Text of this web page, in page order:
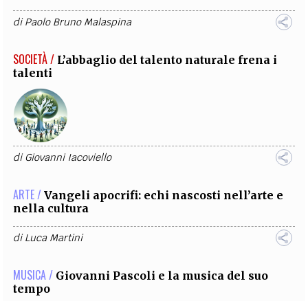
diPaolo Bruno Malaspina
SOCIETÀ / L’abbaglio del talento naturale frena i
talenti
diGiovanni Iacoviello
ARTE / Vangeli apocrifi: echi nascosti nell’arte e
nella cultura
diLuca Martini
MUSICA / Giovanni Pascoli e la musica del suo
tempo